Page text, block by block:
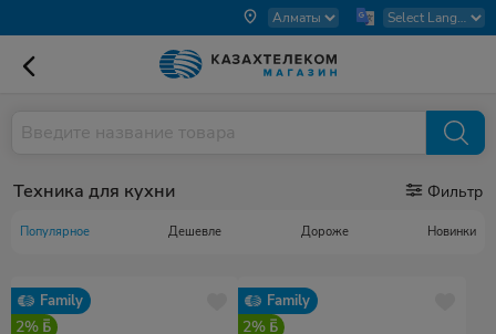
Техника для кухни Фильтр
Популярное Дешевле Дороже Новинки
Family
2%
Family
2%